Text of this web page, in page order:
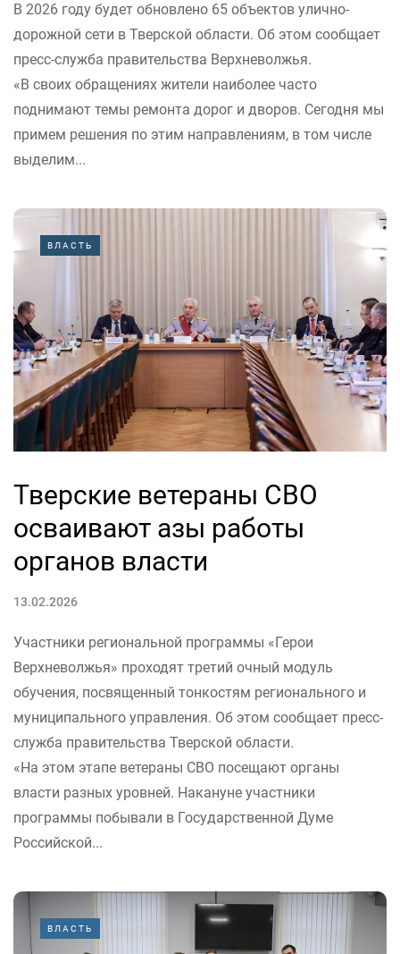
В 2026 году будет обновлено 65 объектов улично-
дорожной сети в Тверской области. Об этом сообщает
пресс-служба правительства Верхневолжья.
«В своих обращениях жители наиболее часто
поднимают темы ремонта дорог и дворов. Сегодня мы
примем решения по этим направлениям, в том числе
выделим...
ВЛАСТЬ
Тверские ветераны СВО
осваивают азы работы
органов власти
13.02.2026
Участники региональной программы «Герои
Верхневолжья» проходят третий очный модуль
обучения, посвященный тонкостям регионального и
муниципального управления. Об этом сообщает пресс-
служба правительства Тверской области.
«На этом этапе ветераны СВО посещают органы
власти разных уровней. Накануне участники
программы побывали в Государственной Думе
Российской...
ВЛАСТЬ